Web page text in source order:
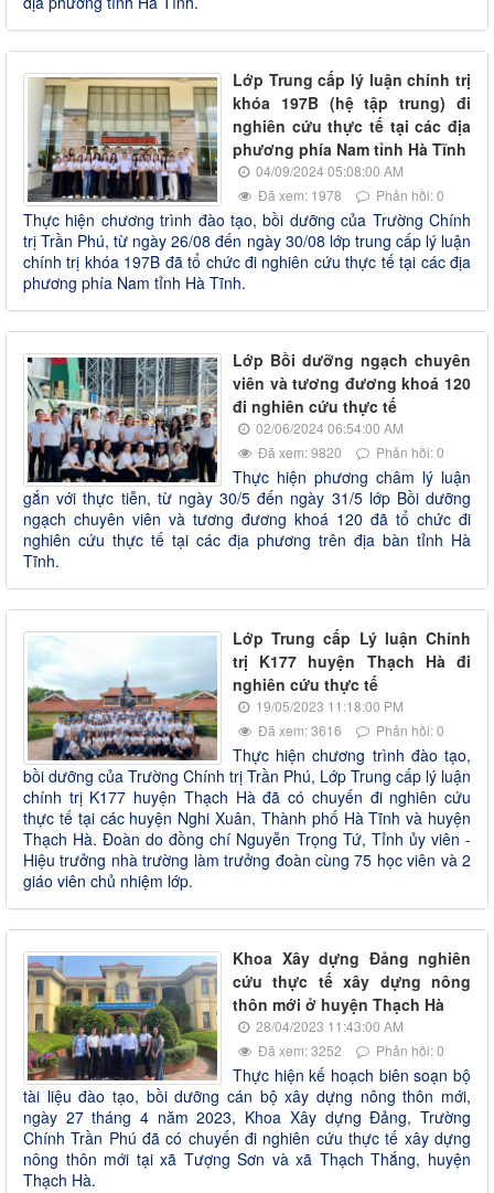
Lớp Trung cấp lý luận chính trị
khóa 197B (hệ tập trung) đi
nghiên cứu thực tế tại các địa
phương phía Nam tỉnh Hà Tĩnh
04/09/2024 05:08:00 AM
Đã xem: 1978
Phản hồi: 0
Thực hiện chương trình đào tạo, bồi dưỡng của Trường Chính
trị Trần Phú, từ ngày 26/08 đến ngày 30/08 lớp trung cấp lý luận
chính trị khóa 197B đã tổ chức đi nghiên cứu thực tế tại các địa
phương phía Nam tỉnh Hà Tĩnh.
Lớp Bồi dưỡng ngạch chuyên
viên và tương đương khoá 120
đi nghiên cứu thực tế
02/06/2024 06:54:00 AM
Đã xem: 9820
Phản hồi: 0
Thực hiện phương châm lý luận
gắn với thực tiễn, từ ngày 30/5 đến ngày 31/5 lớp Bồi dưỡng
ngạch chuyên viên và tương đương khoá 120 đã tổ chức đi
nghiên cứu thực tế tại các địa phương trên địa bàn tỉnh Hà
Tĩnh.
Lớp Trung cấp Lý luận Chính
trị K177 huyện Thạch Hà đi
nghiên cứu thực tế
19/05/2023 11:18:00 PM
Đã xem: 3616
Phản hồi: 0
Thực hiện chương trình đào tạo,
bồi dưỡng của Trường Chính trị Trần Phú, Lớp Trung cấp lý luận
chính trị K177 huyện Thạch Hà đã có chuyến đi nghiên cứu
thực tế tại các huyện Nghi Xuân, Thành phố Hà Tĩnh và huyện
Thạch Hà. Đoàn do đồng chí Nguyễn Trọng Tứ, Tỉnh ủy viên -
Hiệu trưởng nhà trường làm trưởng đoàn cùng 75 học viên và 2
giáo viên chủ nhiệm lớp.
Khoa Xây dựng Đảng nghiên
cứu thực tế xây dựng nông
thôn mới ở huyện Thạch Hà
28/04/2023 11:43:00 AM
Đã xem: 3252
Phản hồi: 0
Thực hiện kế hoạch biên soạn bộ
tài liệu đào tạo, bồi dưỡng cán bộ xây dựng nông thôn mới,
ngày 27 tháng 4 năm 2023, Khoa Xây dựng Đảng, Trường
Chính Trần Phú đã có chuyến đi nghiên cứu thực tế xây dựng
nông thôn mới tại xã Tượng Sơn và xã Thạch Thắng, huyện
Thạch Hà.